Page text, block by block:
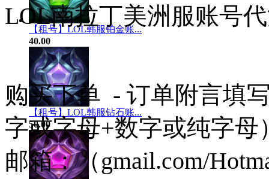
【租号】LOL韩服铂金账...
40.00
【租号】LOL韩服钻石账...
50.00
LOL南拉丁美洲服账号
购买下单 - 订单附言填
字或字母+数字或纯字
邮箱：（gmail.com/